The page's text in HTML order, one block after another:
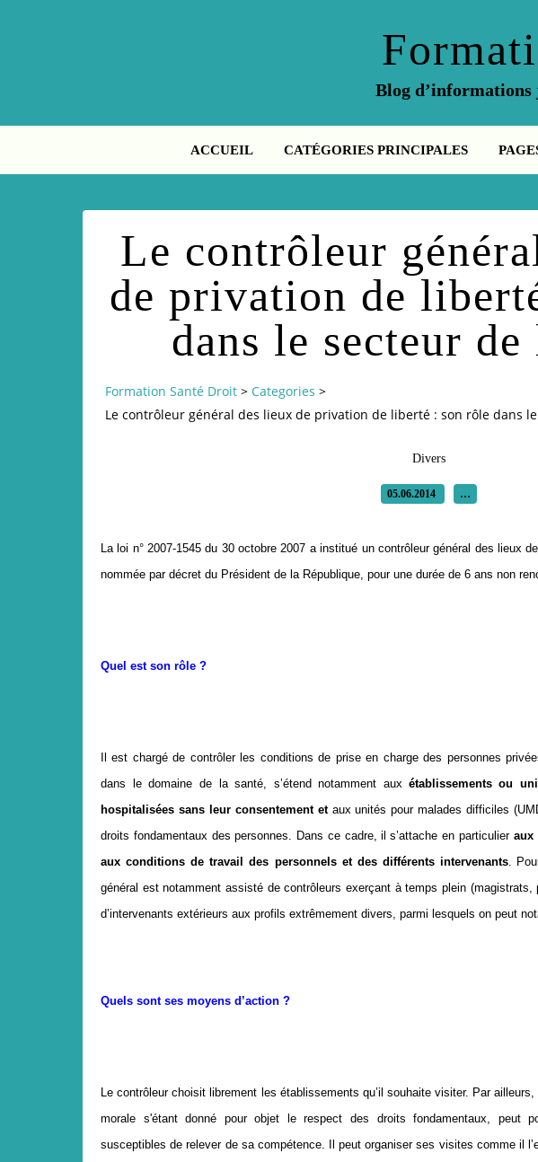
Blog d’informations
ACCUEIL CATÉGORIES PRINCIPALES
Le contrôleur
de privation de
dans le secteur de
Formation Santé Droit > Categories >
Le contrôleur général des lieux de privation de liberté : son rôle dans
Divers
05.06.2014 …
La loi n° 2007-1545 du 30 octobre 2007 a institué un contrôleur général des lieux
nommée par décret du Président de la République, pour une durée de 6 ans non
Quel est son rôle ?
Il est chargé de contrôler les conditions de prise en charge des personnes
dans le domaine de la santé, s’étend notamment aux établissements ou
hospitalisées sans leur consentement et aux unités pour malades difficiles
droits fondamentaux des personnes. Dans ce cadre, il s’attache en particulier aux
aux conditions de travail des personnels et des différents intervenants
général est notamment assisté de contrôleurs exerçant à temps plein
d’intervenants extérieurs aux profils extrêmement divers, parmi lesquels on peut
Quels sont ses moyens d’action ?
Le contrôleur choisit librement les établissements qu’il souhaite visiter. Par ailleurs,
morale s'étant donné pour objet le respect des droits fondamentaux, peut
susceptibles de relever de sa compétence. Il peut organiser ses visites comme il